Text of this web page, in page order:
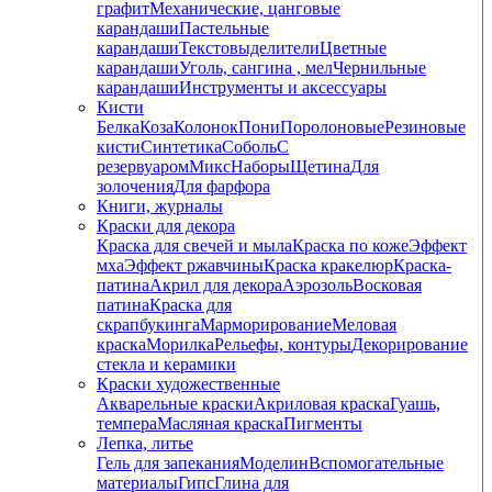
графитМеханические, цанговые
карандашиПастельные
карандашиТекстовыделителиЦветные
карандашиУголь, сангина , мелЧернильные
карандашиИнструменты и аксессуары
Кисти
БелкаКозаКолонокПониПоролоновыеРезиновые
кистиСинтетикаСобольС
резервуаромМиксНаборыЩетинаДля
золоченияДля фарфора
Книги, журналы
Краски для декора
Краска для свечей и мылаКраска по кожеЭффект
мхаЭффект ржавчиныКраска кракелюрКраска-
патинаАкрил для декораАэрозольВосковая
патинаКраска для
скрапбукингаМарморированиеМеловая
краскаМорилкаРельефы, контурыДекорирование
стекла и керамики
Краски художественные
Акварельные краскиАкриловая краскаГуашь,
темпераМасляная краскаПигменты
Лепка, литье
Гель для запеканияМоделинВспомогательные
материалыГипсГлина для